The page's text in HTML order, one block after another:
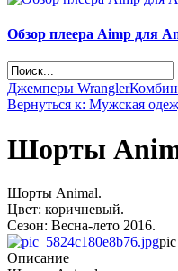
Обзор плеера Aimp для
Джемперы Wrangler
Вернуться к: Мужская
Шорты
Шорты Animal.
Цвет: коричневый.
Сезон: Весна-лето 2016.
Описание